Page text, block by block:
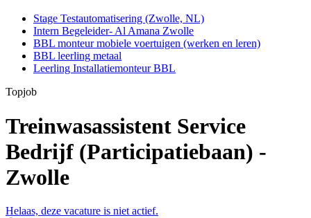
Stage Testautomatisering (Zwolle, NL)
Intern Begeleider- Al Amana Zwolle
BBL monteur mobiele voertuigen (werken en leren)
BBL leerling metaal
Leerling Installatiemonteur BBL
Topjob
Treinwasassistent Service
Bedrijf (Participatiebaan) -
Zwolle
Helaas, deze vacature is niet actief.